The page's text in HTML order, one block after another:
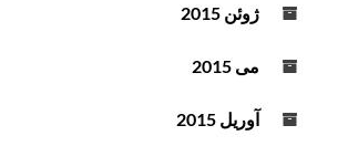
ژوئن 2015
می 2015
آوریل 2015